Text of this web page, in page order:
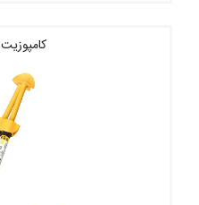
کامپوزیت P60 3M